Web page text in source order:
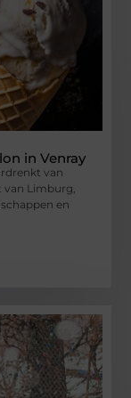
in Venray
van
van Limburg,
en